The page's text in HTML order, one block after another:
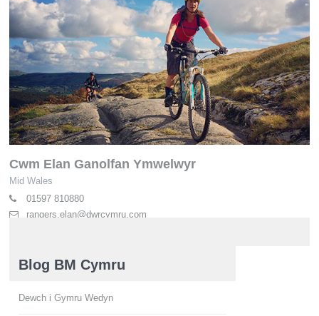
Cwm Elan Ganolfan Ymwelwyr
Mid Wales
01597 810880
rangers.elan@dwrcymru.com
Blog BM Cymru
Dewch i Gymru Wedyn